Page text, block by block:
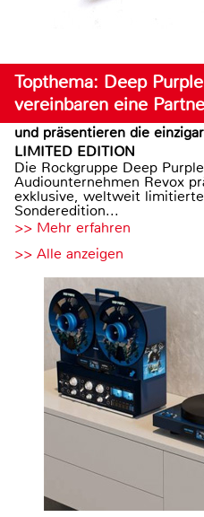
Topthema: Deep
vereinbaren eine
und präsentieren die
LIMITED EDITION
Die Rockgruppe Deep
Audiounternehmen Revox
exklusive, weltweit
Sonderedition...
>> Mehr erfahren
>> Alle anzeigen